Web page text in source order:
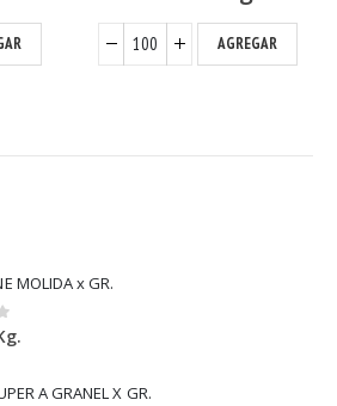
AGREGAR
MOLIDA x GR.
A GRANEL X GR.